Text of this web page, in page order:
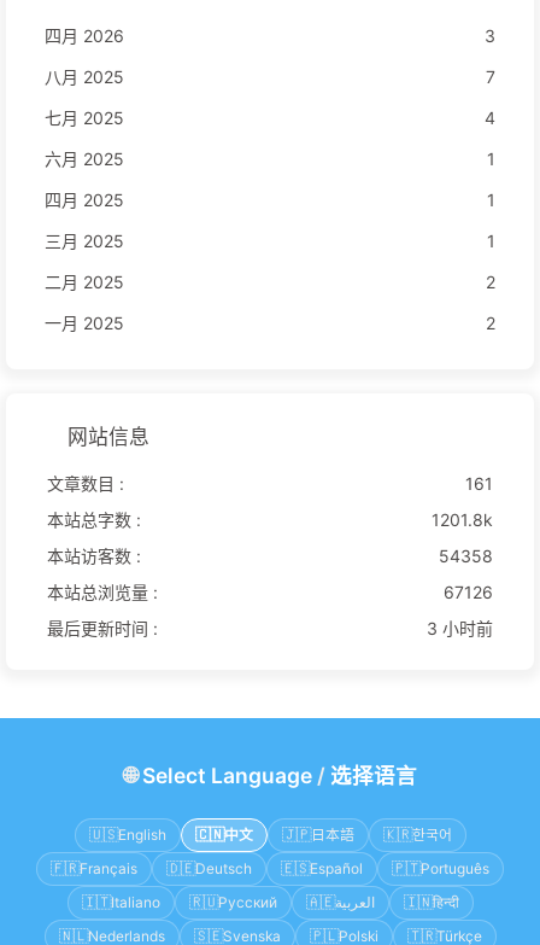
四月 2026
3
八月 2025
7
七月 2025
4
六月 2025
1
四月 2025
1
三月 2025
1
二月 2025
2
一月 2025
2
网站信息
文章数目 :
161
本站总字数 :
1201.8k
本站访客数 :
54358
本站总浏览量 :
67126
最后更新时间 :
3 小时前
🌐Select Language/ 选择语言
🇺🇸English 🇨🇳 中文 🇯🇵日本語 🇰🇷한국어
🇫🇷Français 🇩🇪Deutsch 🇪🇸Español 🇵🇹Português
🇮🇹Italiano 🇷🇺Русский 🇦🇪العربية 🇮🇳हिन्दी
🇳🇱Nederlands 🇸🇪Svenska 🇵🇱Polski 🇹🇷Türkçe